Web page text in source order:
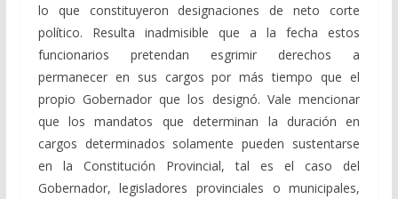
lo que constituyeron designaciones de neto corte
político. Resulta inadmisible que a la fecha estos
funcionarios pretendan esgrimir derechos a
permanecer en sus cargos por más tiempo que el
propio Gobernador que los designó. Vale mencionar
que los mandatos que determinan la duración en
cargos determinados solamente pueden sustentarse
en la Constitución Provincial, tal es el caso del
Gobernador, legisladores provinciales o municipales,